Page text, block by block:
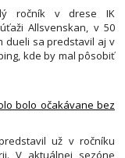
ročník v drese IK
Allsvenskan, v 50
dueli sa predstavil aj v
kde by mal pôsobiť
bolo očakávane bez
už v ročníku
V aktuálnej sezóne